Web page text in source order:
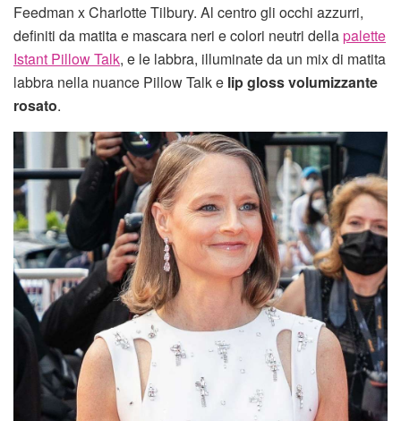
Feedman x Charlotte Tilbury. Al centro gli occhi azzurri,
definiti da matita e mascara neri e colori neutri dellapalette
Istant Pillow Talk, e le labbra, illuminate da un mix di matita
labbra nella nuance Pillow Talk e lip gloss volumizzante
rosato.